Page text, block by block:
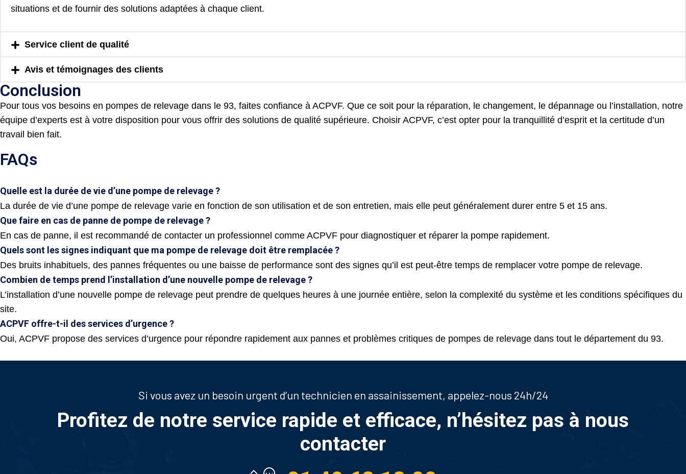
situations et de fournir des solutions adaptées à chaque client.
Service client de qualité
Avis et témoignages des clients
Conclusion
Pour tous vos besoins en pompes de relevage dans le 93, faites confiance à ACPVF. Que ce soit pour la réparation, le changement, le dépannage ou l’installation, notre
équipe d’experts est à votre disposition pour vous offrir des solutions de qualité supérieure. Choisir ACPVF, c’est opter pour la tranquillité d’esprit et la certitude d’un
travail bien fait.
FAQs
Quelle est la durée de vie d’une pompe de relevage ?
La durée de vie d’une pompe de relevage varie en fonction de son utilisation et de son entretien, mais elle peut généralement durer entre 5 et 15 ans.
Que faire en cas de panne de pompe de relevage ?
En cas de panne, il est recommandé de contacter un professionnel comme ACPVF pour diagnostiquer et réparer la pompe rapidement.
Quels sont les signes indiquant que ma pompe de relevage doit être remplacée ?
Des bruits inhabituels, des pannes fréquentes ou une baisse de performance sont des signes qu’il est peut-être temps de remplacer votre pompe de relevage.
Combien de temps prend l’installation d’une nouvelle pompe de relevage ?
L’installation d’une nouvelle pompe de relevage peut prendre de quelques heures à une journée entière, selon la complexité du système et les conditions spécifiques du
site.
ACPVF offre-t-il des services d’urgence ?
Oui, ACPVF propose des services d’urgence pour répondre rapidement aux pannes et problèmes critiques de pompes de relevage dans tout le département du 93.
Si vous avez un besoin urgent d’un technicien en assainissement, appelez-nous 24h/24
Profitez de notre service rapide et efficace, n’hésitez pas à nous
contacter